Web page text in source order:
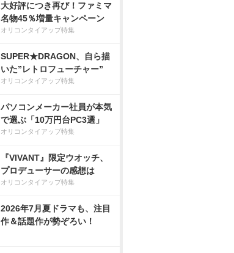
大好評につき再び！ファミマ
名物45％増量キャンペーン
オリコンタイアップ特集
SUPER★DRAGON、自ら描
いた”レトロフューチャー”
オリコンタイアップ特集
パソコンメーカー社員が本気
で選ぶ「10万円台PC3選」
オリコンタイアップ特集
『VIVANT』限定ウオッチ、
プロデューサーの感想は
オリコンタイアップ特集
2026年7月夏ドラマも、注目
作＆話題作が勢ぞろい！